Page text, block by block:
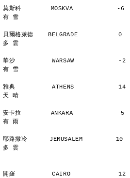
莫斯科        MOSKVA            -6
有 雪
貝爾格萊德    BELGRADE
多 雲
華沙          WARSAW            -
有 雪
雅典          ATHENS
天 晴
安卡拉        ANKARA
有 雨
耶路撒冷      JERUSALEM
多 雲
開羅          CAIRO             12